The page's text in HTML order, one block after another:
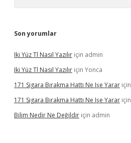
Son yorumlar
Iki Yüz Tl Nasıl Yazılır için admin
Iki Yüz Tl Nasıl Yazılır için Yonca
171 Sigara Bırakma Hattı Ne Işe Yarar için
171 Sigara Bırakma Hattı Ne Işe Yarar için
Bilim Nedir Ne Değildir için admin